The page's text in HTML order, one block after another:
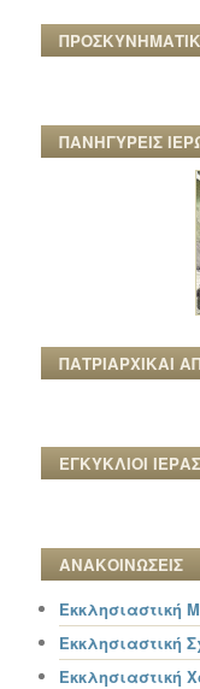
ΠΑΝΗΓΥΡΕΙΣ
ΠΑΤΡΙΑΡΧΙΚΑΙ
ΕΓΚΥΚΛΙΟΙ
ΑΝΑΚΟΙΝΩΣΕΙΣ
Εκκλησιαστική
Εκκλησιαστική
Εκκλησιαστική